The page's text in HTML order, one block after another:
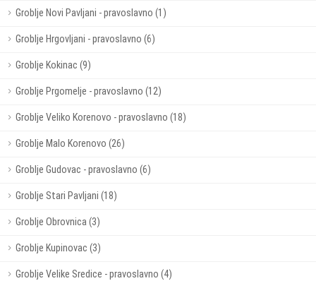
Groblje Novi Pavljani - pravoslavno (1)
Groblje Hrgovljani - pravoslavno (6)
Groblje Kokinac (9)
Groblje Prgomelje - pravoslavno (12)
Groblje Veliko Korenovo - pravoslavno (18)
Groblje Malo Korenovo (26)
Groblje Gudovac - pravoslavno (6)
Groblje Stari Pavljani (18)
Groblje Obrovnica (3)
Groblje Kupinovac (3)
Groblje Velike Sredice - pravoslavno (4)